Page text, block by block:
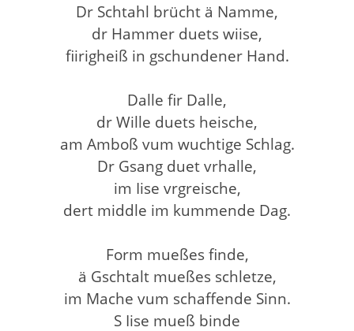
Dr Schtahl brücht ä Namme,
dr Hammer duets wiise,
fiirigheiß in gschundener Hand.
Dalle fir Dalle,
dr Wille duets heische,
am Amboß vum wuchtige Schlag.
Dr Gsang duet vrhalle,
im Iise vrgreische,
dert middle im kummende Dag.
Form mueßes finde,
ä Gschtalt mueßes schletze,
im Mache vum schaffende Sinn.
S Iise mueß binde